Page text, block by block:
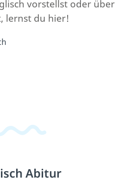
vorstellst oder über
lernst du hier!
Abitur